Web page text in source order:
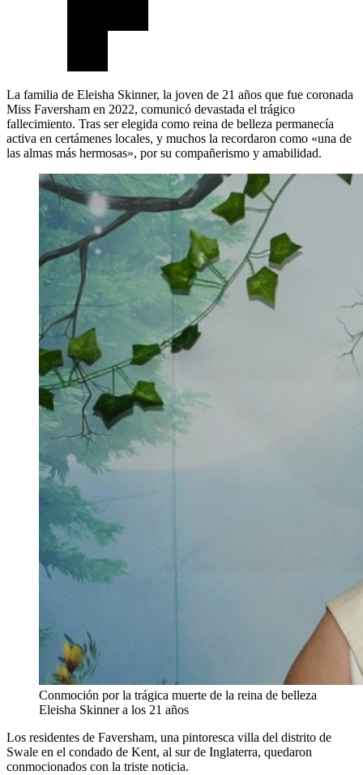
La familia de Eleisha Skinner, la joven de 21 años que fue coronada
Miss Faversham en 2022, comunicó devastada el trágico
fallecimiento. Tras ser elegida como reina de belleza permanecía
activa en certámenes locales, y muchos la recordaron como «una de
las almas más hermosas», por su compañerismo y amabilidad.
Conmoción por la trágica muerte de la reina de belleza
Eleisha Skinner a los 21 años
Los residentes de Faversham, una pintoresca villa del distrito de
Swale en el condado de Kent, al sur de Inglaterra, quedaron
conmocionados con la triste noticia.